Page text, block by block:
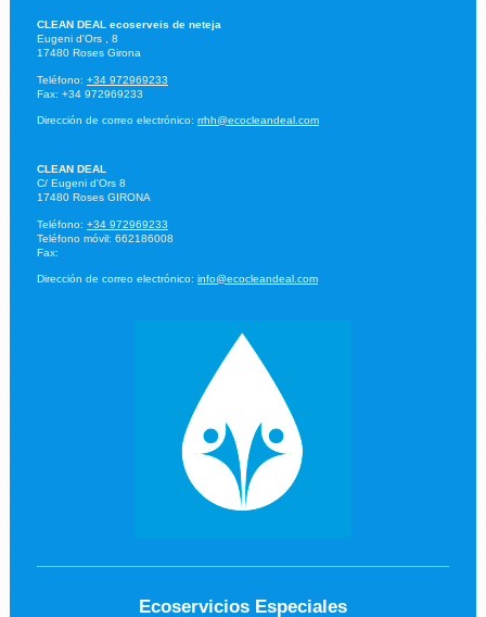
CLEAN DEAL ecoserveis de neteja
Eugeni d'Ors ,
8
17480 Roses Girona
Teléfono: +34 972969233
Fax: +34 972969233
Dirección de correo electrónico: rrhh@ecocleandeal.com
CLEAN DEAL
C/ Eugeni d'Ors 8
17480 Roses GIRONA
Teléfono: +34 972969233
Teléfono móvil: 662186008
Fax:
Dirección de correo electrónico: info@ecocleandeal.com
Ecoservicios Especiales